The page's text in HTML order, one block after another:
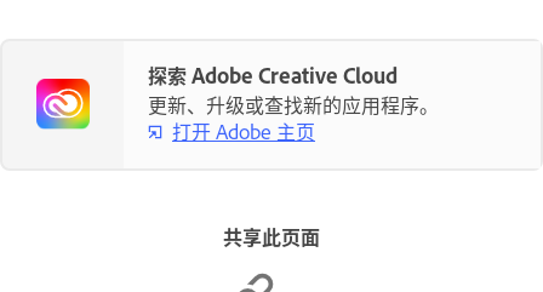
探索 Adobe Creative Cloud
更新、升级或查找新的应用程序。
打开 Adobe 主页
共享此页面